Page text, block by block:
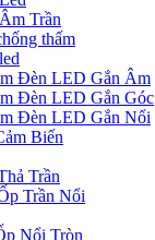
Trần
thấm
Đèn LED Gắn Âm
Đèn LED Gắn Góc
Đèn LED Gắn Nổi
Biến
Trần
Trần Nổi
Nổi Tròn